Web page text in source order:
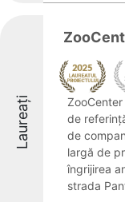
Laureați
de
de
largă de
îngrijirea
strada